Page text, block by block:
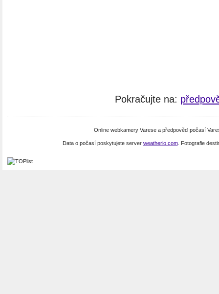
Pokračujte na:
Online webkamery Varese a předpověď počasí
Data o počasí poskytujete server weatherio.com. Fotografie